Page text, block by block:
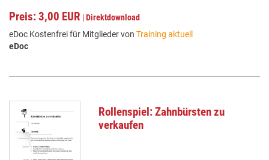
Preis: 3,00 EUR |Direktdownload
eDoc Kostenfrei für Mitglieder von Training aktuell
eDoc
Rollenspiel: Zahnbürsten zu
verkaufen